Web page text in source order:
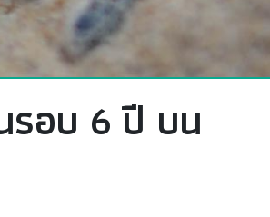
รอบ 6 ปี บน